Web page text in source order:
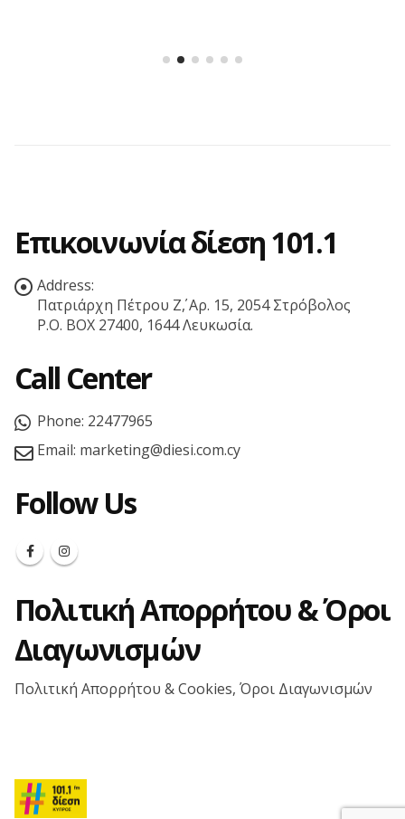
Επικοινωνία δίεση 101.1
Address:
Πατριάρχη Πέτρου Ζ΄, Αρ. 15, 2054 Στρόβολος
P.O. BOX 27400, 1644 Λευκωσία.
Call Center
Phone: 22477965
Email: marketing@diesi.com.cy
Follow Us
Πολιτική Απορρήτου & Όροι
Διαγωνισμών
Πολιτική Απορρήτου & Cookies, Όροι Διαγωνισμών